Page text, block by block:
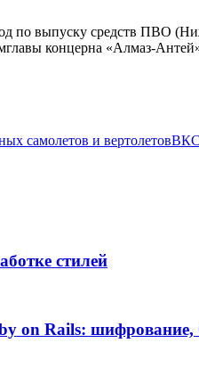
выпуску средств ПВО
концерна «Алмаз-Антей»
самолетов и вертолетовВКС
стилей
on Rails: шифрование,